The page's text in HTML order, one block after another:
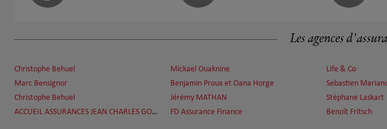
Les agences
Christophe Behuel
Marc Bensignor
Christophe Behuel
ACCUEIL ASSURANCES JEAN CHARLES GOURIO
Mickael Ouaknine
Benjamin Proux et Oana Horge
Jérémy MATHAN
FD Assurance Finance
Life & Co
Sebastien
Stéphane Laskart
Benoît Fritsch